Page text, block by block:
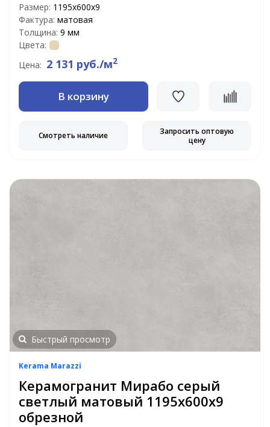
Размер: 1195x600x9
Фактура: матовая
Толщина: 9 мм
Цвета:
Цена: 2 131 руб./м2
В корзину
Смотреть наличие
Запросить оптовую
цену
Быстрый просмотр
Kerama Marazzi
Керамогранит Мирабо серый
светлый матовый 1195x600x9
обрезной